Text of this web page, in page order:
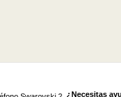
¿Necesitas